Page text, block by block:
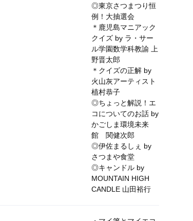
◎東京さつまつり恒
例！大抽選会
＊鹿児島マニアック
クイズ by ラ・サー
ル学園数学科教諭 上
野晋太郎
＊クイズの正解 by
火山灰アーティスト
植村恭子
◎ちょっと解説！エ
コについてのお話 by
かごしま環境未来
館 関健次郎
◎伊佐まるしぇ by
さつまや食堂
◎キャンドル by
MOUNTAIN HIGH
CANDLE 山田裕行